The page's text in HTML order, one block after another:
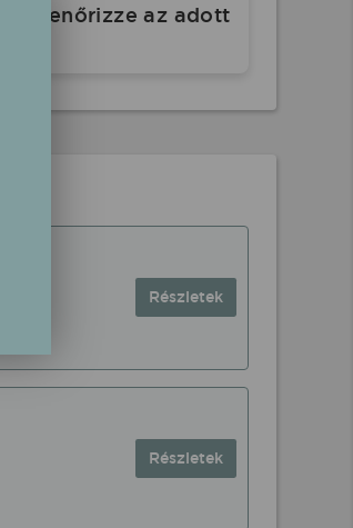
ellenőrizze az adott
Részletek
Részletek